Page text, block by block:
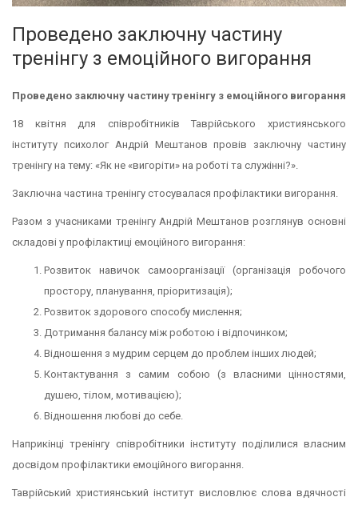
Проведено заключну частину
тренінгу з емоційного вигорання
Проведено заключну частину тренінгу з емоційного вигорання
18 квітня для співробітників Таврійського християнського
інституту психолог Андрій Мештанов провів заключну частину
тренінгу на тему: «Як не «вигоріти» на роботі та служінні?».
Заключна частина тренінгу стосувалася профілактики вигорання.
Разом з учасниками тренінгу Андрій Мештанов розглянув основні
складові у профілактиці емоційного вигорання:
Розвиток навичок самоорганізації (організація робочого
простору, планування, пріоритизація);
Розвиток здорового способу мислення;
Дотримання балансу між роботою і відпочинком;
Відношення з мудрим серцем до проблем інших людей;
Контактування з самим собою (з власними цінностями,
душею, тілом, мотивацією);
Відношення любові до себе.
Наприкінці тренінгу співробітники інституту поділилися власним
досвідом профілактики емоційного вигорання.
Таврійський християнський інститут висловлює слова вдячності